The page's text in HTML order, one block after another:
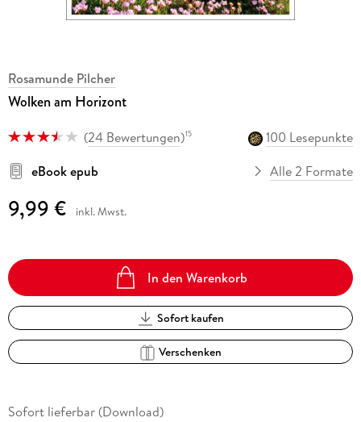
Rosamunde Pilcher
Wolken am Horizont
(24 Bewertungen)15
100 Lesepunkte
eBook epub
Alle 2 Formate
9,99 € inkl. Mwst.
In den Warenkorb
Sofort kaufen
Verschenken
Sofort lieferbar (Download)